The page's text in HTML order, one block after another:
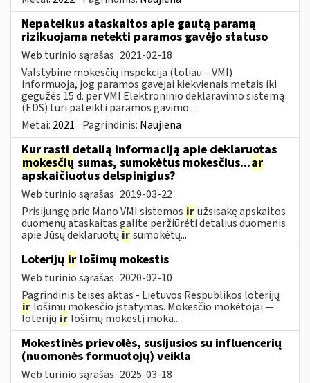
Nepateikus ataskaitos apie gautą paramą
rizikuojama netekti paramos gavėjo statuso
Web turinio sąrašas 2021-02-18
Valstybinė mokesčių inspekcija (toliau – VMI)
informuoja, jog paramos gavėjai kiekvienais metais iki
gegužės 15 d. per VMI Elektroninio deklaravimo sistemą
(EDS) turi pateikti paramos gavimo...
Metai: 2021 Pagrindinis: Naujiena
Kur rasti detalią informaciją apie deklaruotas
mokesčių sumas, sumokėtus mokesčius...ar
apskaičiuotus delspinigius?
Web turinio sąrašas 2019-03-22
Prisijungę prie Mano VMI sistemos iružsisakę apskaitos
duomenų ataskaitas galite peržiūrėti detalius duomenis
apie Jūsų deklaruotų irsumokėtų...
Loterijų ir lošimų mokestis
Web turinio sąrašas 2020-02-10
Pagrindinis teisės aktas - Lietuvos Respublikos loterijų
ir lošimų mokesčio įstatymas. Mokesčio mokėtojai —
loterijų ir lošimų mokestį moka...
Mokestinės prievolės, susijusios su influencerių
(nuomonės formuotojų) veikla
Web turinio sąrašas 2025-03-18